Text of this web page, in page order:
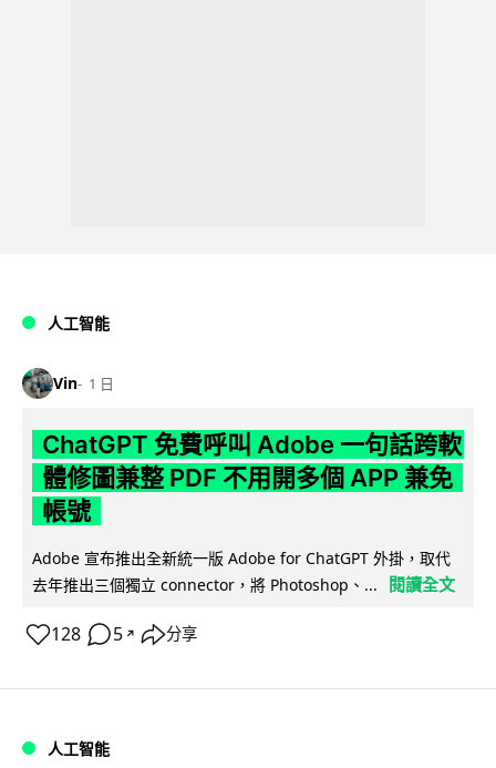
人工智能
Vin 1 日
ChatGPT 免費呼叫 Adobe 一句話跨軟
體修圖兼整 PDF 不用開多個 APP 兼免
帳號
Adobe 宣布推出全新統一版 Adobe for ChatGPT 外掛，取代
去年推出三個獨立 connector，將 Photoshop、...
閱讀全文
128 5 ↗ 分享
人工智能